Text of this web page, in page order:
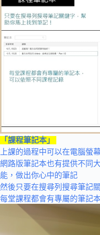
「課程筆記本」
上課的過程中可以在電腦螢
網路版筆記本也有提供不同
能，做出你心中的筆記
然後只要在搜尋列搜尋筆記
每堂課程都會有專屬的筆記